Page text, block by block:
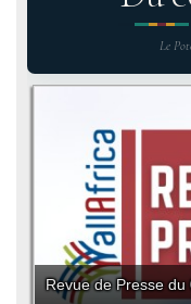
Le
Revue de Presse du